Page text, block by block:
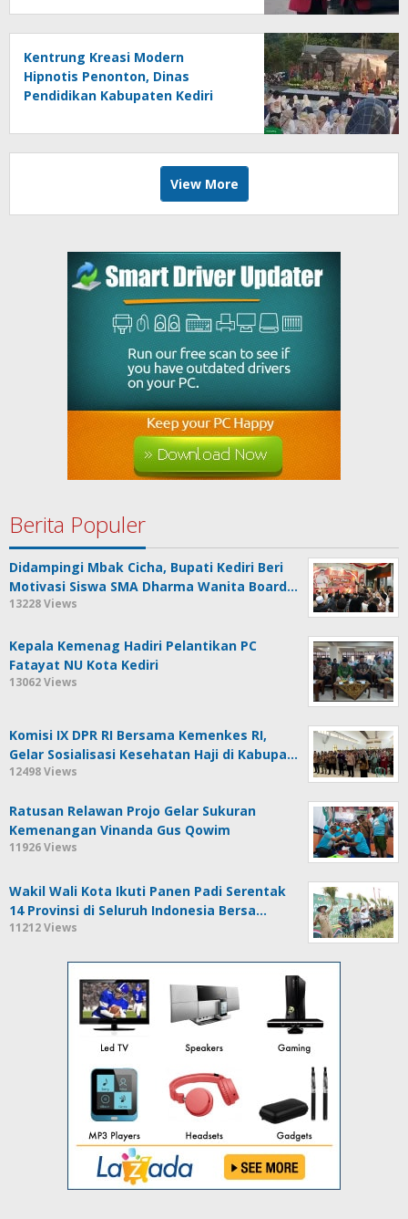
Kentrung Kreasi Modern
Hipnotis Penonton, Dinas
Pendidikan Kabupaten Kediri
View More
Berita Populer
Didampingi Mbak Cicha, Bupati Kediri Beri
Motivasi Siswa SMA Dharma Wanita Board…
13228 Views
Kepala Kemenag Hadiri Pelantikan PC
Fatayat NU Kota Kediri
13062 Views
Komisi IX DPR RI Bersama Kemenkes RI,
Gelar Sosialisasi Kesehatan Haji di Kabupa…
12498 Views
Ratusan Relawan Projo Gelar Sukuran
Kemenangan Vinanda Gus Qowim
11926 Views
Wakil Wali Kota Ikuti Panen Padi Serentak
14 Provinsi di Seluruh Indonesia Bersa…
11212 Views